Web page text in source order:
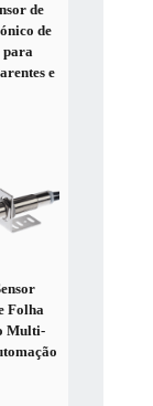
de
de
para
e
Folha
Multi-